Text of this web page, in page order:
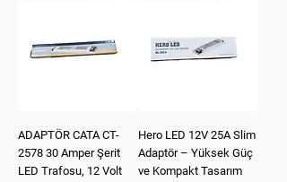
ADAPTÖR CATA CT-
2578 30 Amper Şerit
LED Trafosu, 12 Volt
Hero LED 12V 25A Slim
Adaptör – Yüksek Güç
ve Kompakt Tasarım